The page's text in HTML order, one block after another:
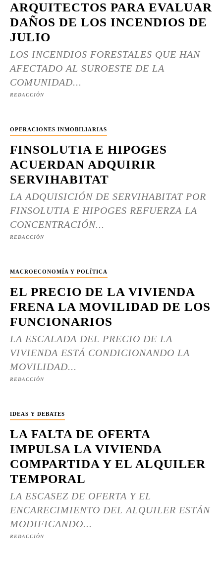
ARQUITECTOS PARA EVALUAR
DAÑOS DE LOS INCENDIOS DE
JULIO
LOS INCENDIOS FORESTALES QUE HAN
AFECTADO AL SUROESTE DE LA
COMUNIDAD...
REDACCIÓN
OPERACIONES INMOBILIARIAS
FINSOLUTIA E HIPOGES
ACUERDAN ADQUIRIR
SERVIHABITAT
LA ADQUISICIÓN DE SERVIHABITAT POR
FINSOLUTIA E HIPOGES REFUERZA LA
CONCENTRACIÓN...
REDACCIÓN
MACROECONOMÍA Y POLÍTICA
EL PRECIO DE LA VIVIENDA
FRENA LA MOVILIDAD DE LOS
FUNCIONARIOS
LA ESCALADA DEL PRECIO DE LA
VIVIENDA ESTÁ CONDICIONANDO LA
MOVILIDAD...
REDACCIÓN
IDEAS Y DEBATES
LA FALTA DE OFERTA
IMPULSA LA VIVIENDA
COMPARTIDA Y EL ALQUILER
TEMPORAL
LA ESCASEZ DE OFERTA Y EL
ENCARECIMIENTO DEL ALQUILER ESTÁN
MODIFICANDO...
REDACCIÓN